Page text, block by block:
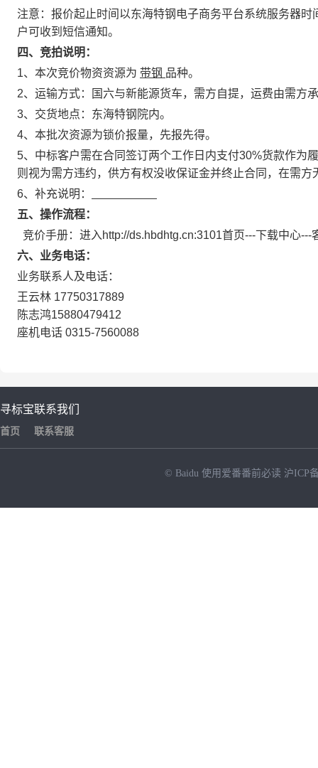
注意：报价起止时间以东海特钢电子商务平台系统服务器
户可收到短信通知。
四、 竞拍说明：
1、本次竞价物资资源为 带钢 品种。
2、运输方式：国六与新能源货车，需方自提，运费由需方
3、交货地点：东海特钢院内。
4、本批次资源为锁价报量，先报先得。
5、中标客户需在合同签订两个工作日内支付30%货款作为
则视为需方违约，供方有权没收保证金并终止合同，在需
6、补充说明：
五、 操作流程：
竞价手册：进入http://ds.hbdhtg.cn:3101首页---下载中心---
六、 业务电话：
业务联系人及电话：
王云林 17750317889
陈志鸿15880479412
座机电话 0315-7560088
寻标宝
首页
联系我们
联系客服
© Baidu 使用爱番番前必读 沪ICP